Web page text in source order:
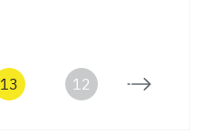
13 12 11